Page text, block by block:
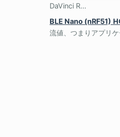
DaVinci R...
BLE Nano (nRF51)
流値、つまりアプリ